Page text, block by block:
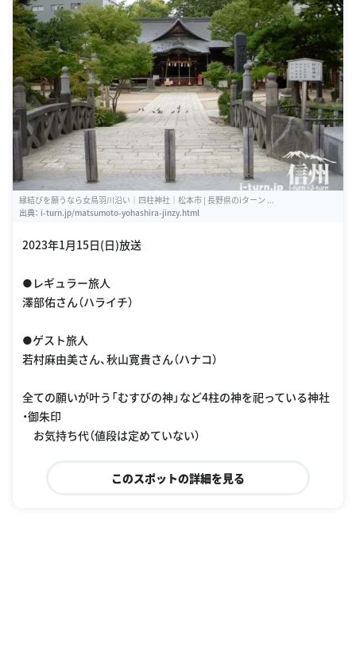
縁結びを願うなら女鳥羽川沿い｜四柱神社｜松本市 | 長野県のiターン ...
出典： i-turn.jp/matsumoto-yohashira-jinzy.html
2023年1月15日(日)放送
●レギュラー旅人
澤部佑さん（ハライチ）
●ゲスト旅人
若村麻由美さん、秋山寛貴さん（ハナコ）
全ての願いが叶う「むすびの神」など4柱の神を祀っている神社
・御朱印
お気持ち代（値段は定めていない）
このスポットの詳細を見る